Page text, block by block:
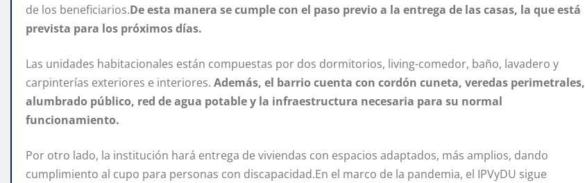
de los beneficiarios.De esta manera se cumple con el paso previo a la entrega de las casas, la que está
prevista para los próximos días.
Las unidades habitacionales están compuestas por dos dormitorios, living-comedor, baño, lavadero y
carpinterías exteriores e interiores. Además, el barrio cuenta con cordón cuneta, veredas perimetrales,
alumbrado público, red de agua potable y la infraestructura necesaria para su normal
funcionamiento.
Por otro lado, la institución hará entrega de viviendas con espacios adaptados, más amplios, dando
cumplimiento al cupo para personas con discapacidad.En el marco de la pandemia, el IPVyDU sigue